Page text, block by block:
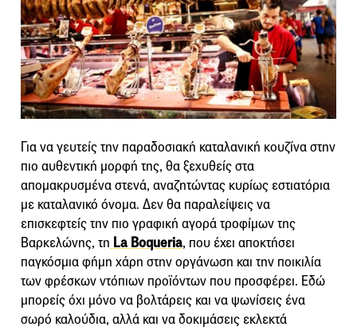
Για να γευτείς την παραδοσιακή καταλανική κουζίνα στην
πιο αυθεντική μορφή της, θα ξεχυθείς στα
απομακρυσμένα στενά, αναζητώντας κυρίως εστιατόρια
με καταλανικό όνομα. Δεν θα παραλείψεις να
επισκεφτείς την πιο γραφική αγορά τροφίμων της
Βαρκελώνης, τη La Boqueria, που έχει αποκτήσει
παγκόσμια φήμη χάρη στην οργάνωση και την ποικιλία
των φρέσκων ντόπιων προϊόντων που προσφέρει. Εδώ
μπορείς όχι μόνο να βολτάρεις και να ψωνίσεις ένα
σωρό καλούδια, αλλά και να δοκιμάσεις εκλεκτά